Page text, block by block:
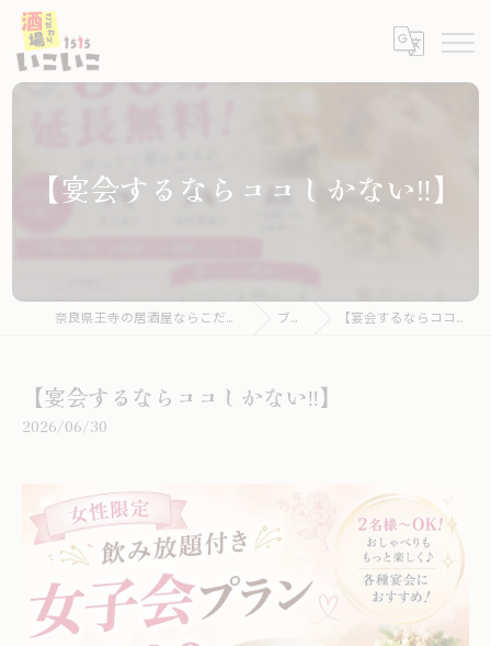
【宴会するならココしかない‼️】
奈良県王寺の居酒屋ならこだわり酒場いこいこ ブログ 【宴会するならココしかない‼️】
【宴会するならココしかない‼️】
2026/06/30